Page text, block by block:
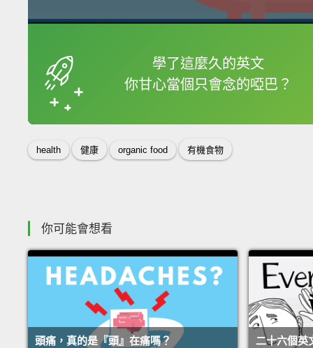
學了這麼久的英文
你甘心當個只會念的啞巴？
框選或點兩下字幕可
health 健康 organic food 有機食物
你可能會想看
頭痛，真的是『頭』在痛嗎？ 二十六個英